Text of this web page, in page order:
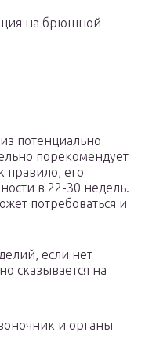
на брюшной
потенциально
порекомендует
его
в 22-30 недель.
потребоваться и
если нет
сказывается на
и органы